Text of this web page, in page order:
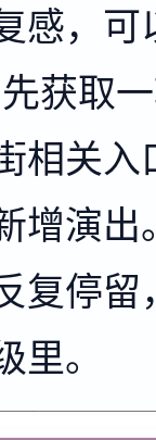
感，可
获取
相关
增演
复停
里。